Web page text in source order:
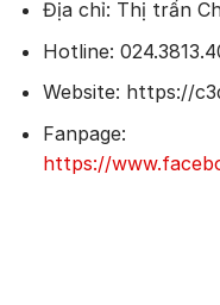
Địa chỉ: Thị trấn
Hotline:
Website: https://
Fanpage:
https://